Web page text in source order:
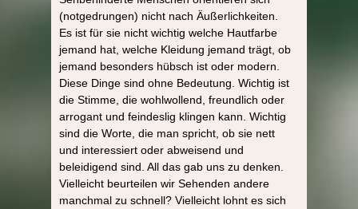
(notgedrungen) nicht nach Äußerlichkeiten.
Es ist für sie nicht wichtig welche Hautfarbe
jemand hat, welche Kleidung jemand trägt, ob
jemand besonders hübsch ist oder modern.
Diese Dinge sind ohne Bedeutung. Wichtig ist
die Stimme, die wohlwollend, freundlich oder
arrogant und feindeslig klingen kann. Wichtig
sind die Worte, die man spricht, ob sie nett
und interessiert oder abweisend und
beleidigend sind. All das gab uns zu denken.
Vielleicht beurteilen wir Sehenden andere
manchmal zu schnell? Vielleicht lohnt es sich